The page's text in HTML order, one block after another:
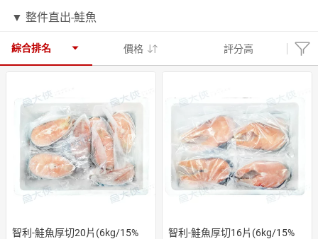
居家生活 3C家電 親子玩具
男裝 化妝保養 情趣用品
日本購物 電子/紙本書
HOT
▼ 整件直出-鮭魚
綜合排名 價格 評分高
智利-鮭魚厚切20片(6kg/15%
智利-鮭魚厚切16片(6kg/15%